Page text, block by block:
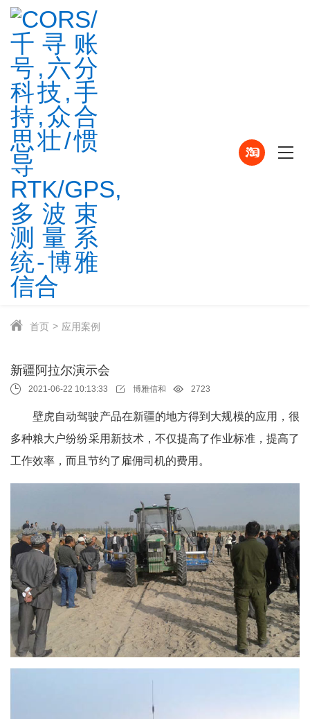
首页 应用案例
新疆阿拉尔演示会
2021-06-22 10:13:33 博雅信和 2723
壁虎自动驾驶产品在新疆的地方得到大规模的应用，很
多种粮大户纷纷采用新技术，不仅提高了作业标准，提高了
工作效率，而且节约了雇佣司机的费用。